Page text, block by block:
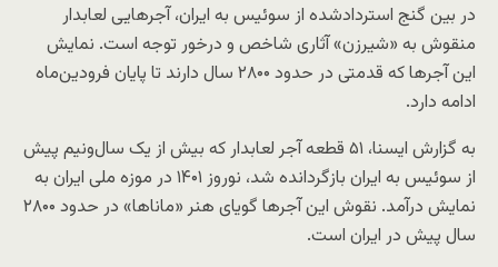
در بین گنج استردادشده از سوئیس به ایران، آجرهایی لعابدار
منقوش به «شیرزن» آثاری شاخص و درخور توجه است. نمایش
این آجرها که قدمتی در حدود ۲۸۰۰ سال دارند تا پایان فرودین‌ماه
ادامه دارد.
به گزارش ایسنا، ۵۱ قطعه آجر لعابدار که بیش از یک سال‌ونیم پیش
از سوئیس به ایران بازگردانده شد، نوروز ۱۴۰۱ در موزه ملی ایران به
نمایش درآمد. نقوش این آجرها گویای هنر «ماناها» در حدود ۲۸۰۰
سال پیش در ایران است.